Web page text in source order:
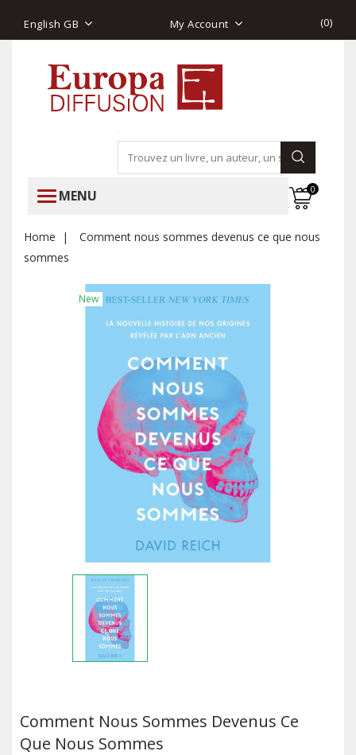
English GB My Account (0)
MENU 0
Home
Comment nous sommes devenus ce que nous
sommes
New
Comment Nous Sommes Devenus Ce
Que Nous Sommes